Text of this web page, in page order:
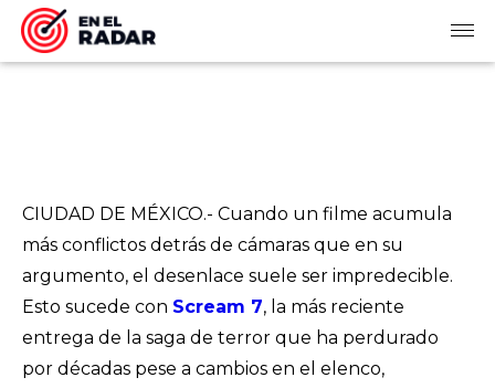
CIUDAD DE MÉXICO.- Cuando un filme acumula
más conflictos detrás de cámaras que en su
argumento, el desenlace suele ser impredecible.
Esto sucede con Scream 7, la más reciente
entrega de la saga de terror que ha perdurado
por décadas pese a cambios en el elenco,